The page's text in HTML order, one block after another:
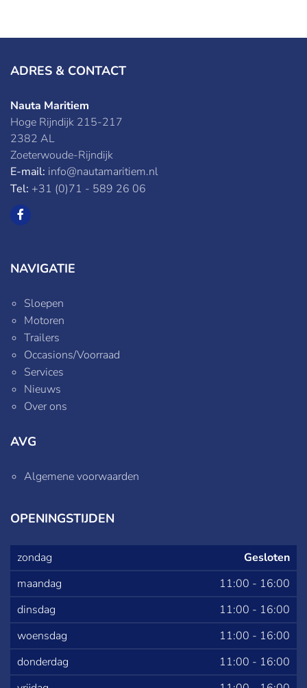
ADRES & CONTACT
Nauta Maritiem
Hoge Rijndijk 215-217
2382 AL
Zoeterwoude-Rijndijk
E-mail: info@nautamaritiem.nl
Tel: +31 (0)71 - 589 26 06
NAVIGATIE
Sloepen
Motoren
Trailers
Occasions/Voorraad
Services
Nieuws
Over ons
AVG
Algemene voorwaarden
OPENINGSTIJDEN
zondag
Gesloten
maandag
11:00 - 16:00
dinsdag
11:00 - 16:00
woensdag
11:00 - 16:00
donderdag
11:00 - 16:00